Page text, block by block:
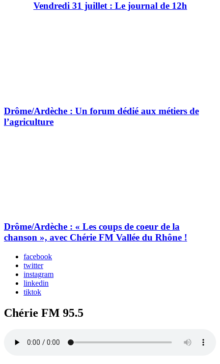
Vendredi 31 juillet : Le journal de 12h
Drôme/Ardèche : Un forum dédié aux métiers de
l’agriculture
Drôme/Ardèche : « Les coups de coeur de la
chanson », avec Chérie FM Vallée du Rhône !
facebook
twitter
instagram
linkedin
tiktok
Chérie FM 95.5